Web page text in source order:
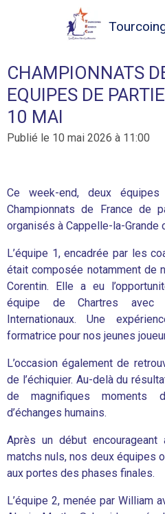
principal
CHAMPIONNATS
EQUIPES DE
10 MAI
Publié le 10 mai 2026 à 11:00
Ce week-end, deux
Championnats de France de
organisés à Cappelle-la-Grande
L’équipe 1, encadrée par les
était composée notamment de
Corentin. Elle a eu
équipe de Chartres
Internationaux. Une
formatrice pour nos jeunes
L’occasion également de
de l’échiquier. Au-delà du
de magnifiques moments
d’échanges humains.
Après un début
matchs nuls, nos deux équipes
aux portes des phases finales.
L’équipe 2, menée par William